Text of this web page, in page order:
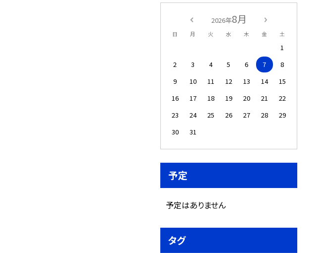
2026年8月
日 月 火 水 木 金 土
1
2
3 4 5 6 7
8
9
10 11 12 13 14
15
16
17 18 19 20 21
22
23
24 25 26 27 28
29
30
31
予定
予定はありません
タグ